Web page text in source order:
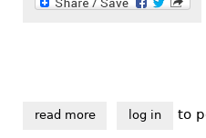
read moreabout incluziunea
log in to